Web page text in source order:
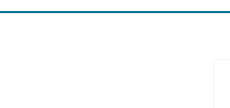
الصورة التالية